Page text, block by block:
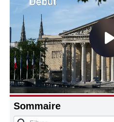
Sommaire
décarbonation des
transfrontalière
Mme Brigitte Klinkert,
l’Assemblée
M. Yannick Bury,
parlementaire franco-
Mme Brigitte Klinkert,
l’Assemblée
M. Yannick Bury,
parlementaire franco-
M. Patrick Schnieder,
M. Philippe Tabarot,
Questions des
Représentante du
M. Patrick Schnieder,